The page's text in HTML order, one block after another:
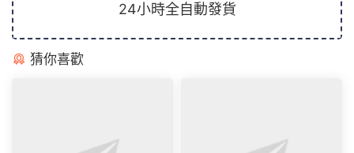
24小時全自動發貨
猜你喜歡